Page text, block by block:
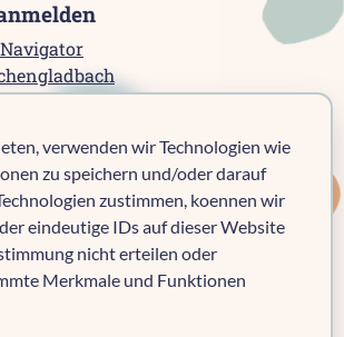
verwenden wir Technologien wie
zu speichern und/oder darauf
zustimmen, koennen wir
eindeutige IDs auf dieser Website
nicht erteilen oder
Merkmale und Funktionen
Kreis
Stadt
Erkelenz